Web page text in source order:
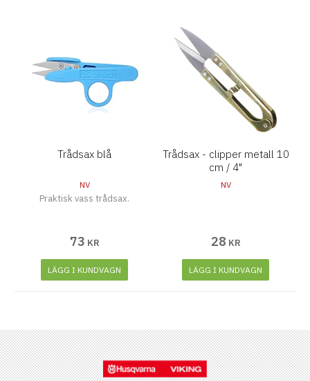
Trådsax blå
NV
Praktisk vass trådsax.
73 KR
LÄGG I KUNDVAGN
Trådsax - clipper metall 10
cm / 4"
NV
28 KR
LÄGG I KUNDVAGN